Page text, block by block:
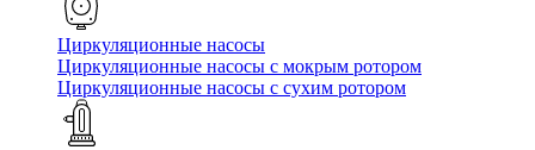
Циркуляционные насосы
Циркуляционные насосы с мокрым ротором
Циркуляционные насосы с сухим ротором